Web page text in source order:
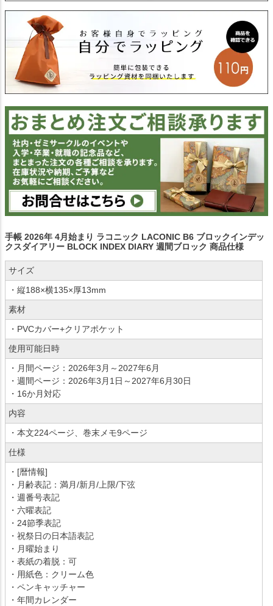
手帳 2026年 4月始まり ラコニック LACONIC B6 ブロックインデッ
クスダイアリー BLOCK INDEX DIARY 週間ブロック 商品仕様
サイズ
・縦188×横135×厚13mm
素材
・PVCカバー+クリアポケット
使用可能日時
・月間ページ：2026年3月～2027年6月
・週間ページ：2026年3月1日～2027年6月30日
・16か月対応
内容
・本文224ページ、巻末メモ9ページ
仕様
・[暦情報]
・月齢表記：満月/新月/上限/下弦
・週番号表記
・六曜表記
・24節季表記
・祝祭日の日本語表記
・月曜始まり
・表紙の着脱：可
・用紙色：クリーム色
・ペンキャッチャー
・年間カレンダー